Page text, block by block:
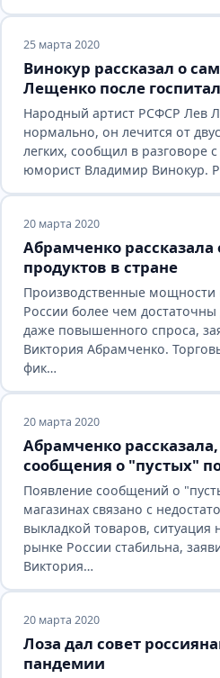
25 марта 2020
Винокур рассказал о
Лещенко после
Народный артист РСФСР Лев
нормально, он лечится от
легких, сообщил в разговоре
юморист Владимир Винокур.
20 марта 2020
Абрамченко рассказала
продуктов в стране
Производственные мощности
России более чем достаточны
даже повышенного спроса,
Виктория Абрамченко.
фик…
20 марта 2020
Абрамченко
сообщения о "пустых"
Появление сообщений о
магазинах связано с
выкладкой товаров, ситуация
рынке России стабильна,
Виктория…
20 марта 2020
Лоза дал совет
пандемии